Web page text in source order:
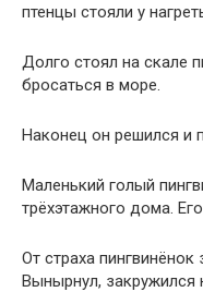
птенцы стояли у
Долго стоял на скале
бросаться в море.
Наконец он решился и
Маленький голый
трёхэтажного дома.
От страха
Вынырнул, закружился